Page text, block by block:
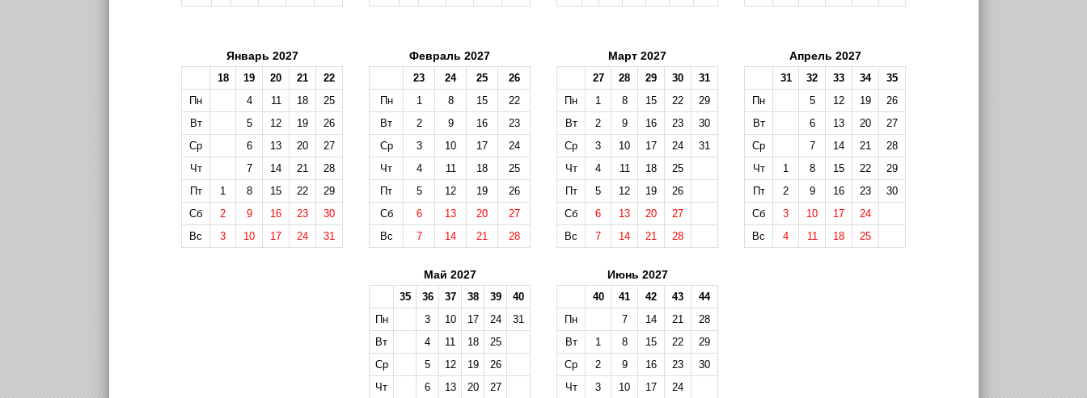
Январь 2027
18 19 20 21
22
Пн
4 11 18
25
Вт
5 12 19
26
Ср
6 13 20
27
Чт
7 14 21
28
Пт
1 8 15 22
29
Сб
2 9 16 23
30
Вс
3 10 17 24 31
Февраль 2027
23 24 25
26
Пн
1 8 15
22
Вт
2 9 16
23
Ср
3 10 17
24
Чт
4 11 18
25
Пт
5 12 19
26
Сб
6 13 20
27
Вс
7 14 21 28
Март 2027
27 28 29 30
31
Пн
1 8 15 22
29
Вт
2 9 16 23
30
Ср
3 10 17 24
31
Чт
4 11 18
25
Пт
5 12 19
26
Сб
6 13 20
27
Вс
7 14 21 28
Апрель 2027
31 32 33 34
35
Пн
5 12 19
26
Вт
6 13 20
27
Ср
7 14 21
28
Чт
1 8 15 22
29
Пт
2 9 16 23
30
Сб
3 10 17
24
Вс
4 11 18 25
Май 2027
35 36 37 38 39
40
Пн
3 10 17 24
31
Вт
4 11 18
25
Ср
5 12 19
26
Чт
6 13 20 27
Июнь 2027
40 41 42 43
44
Пн
7 14 21
28
Вт
1 8 15 22
29
Ср
2 9 16 23
30
Чт
3 10 17 24